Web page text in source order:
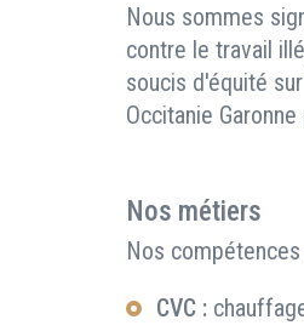
Nous sommes
contre le travail
soucis d'équité
Occitanie
Nos métiers
Nos
CVC :